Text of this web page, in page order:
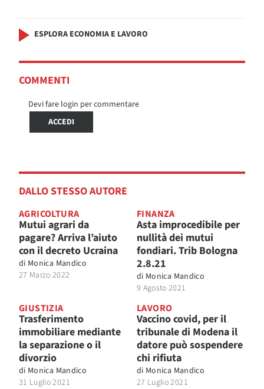
ESPLORA ECONOMIA E LAVORO
COMMENTI
Devi fare login per commentare
ACCEDI
DALLO STESSO AUTORE
AGRICOLTURA
Mutui agrari da
pagare? Arriva l’aiuto
con il decreto Ucraina
di Monica Mandico
27 Marzo 2022
FINANZA
Asta improcedibile per
nullità dei mutui
fondiari. Trib Bologna
2.8.21
di Monica Mandico
9 Agosto 2021
GIUSTIZIA
Trasferimento
immobiliare mediante
la separazione o il
divorzio
di Monica Mandico
31 Luglio 2021
LAVORO
Vaccino covid, per il
tribunale di Modena il
datore può sospendere
chi rifiuta
di Monica Mandico
27 Luglio 2021